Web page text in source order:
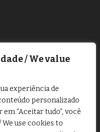
/ We value
experiência de
personalizado
“Aceitar tudo”, você
use cookies to